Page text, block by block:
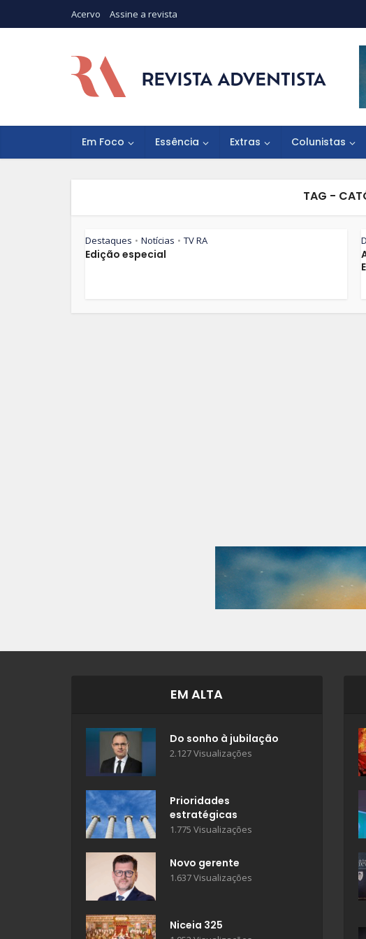
Acervo Assine a revista
Em Foco Essência Extras Colunistas
TAG -
Destaques • Notícias • TV RA
Edição especial
EM ALTA
Do sonho à jubilação
2.127 Visualizações
Prioridades
estratégicas
1.775 Visualizações
Novo gerente
1.637 Visualizações
Niceia 325